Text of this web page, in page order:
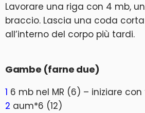
Lavorare una riga con 4 mb,
braccio. Lascia una coda
all’interno del corpo più tardi.
Gambe (farne due)
1 6 mb nel MR (6) – iniziare
2 aum*6 (12)